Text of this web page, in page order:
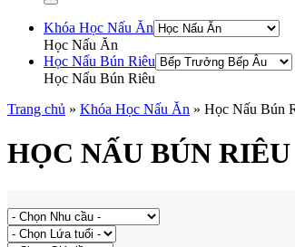
Khóa Học Nấu Ăn
Học Nấu Ăn
Học Nấu Bún Riêu
Học Nấu Bún Riêu
Trang chủ » Khóa Học Nấu Ăn » Học Nấu Bún
HỌC NẤU BÚN RIÊU